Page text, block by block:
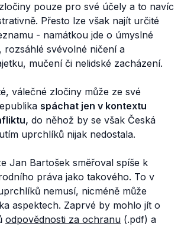
pouze pro své účely a to navíc
Přesto lze však najít určité
- namátkou jde o úmyslné
rozsáhlé svévolné ničení a
mučení či nelidské zacházení.
válečné zločiny může ze své
spáchat jen v kontextu
, do něhož by se však Česká
uprchlíků nijak nedostala.
Jan Bartošek směřoval spíše k
práva jako takového. To v
nemusí, nicméně může
aspektech. Zaprvé by mohlo jít o
odpovědnosti za ochranu (.pdf) a